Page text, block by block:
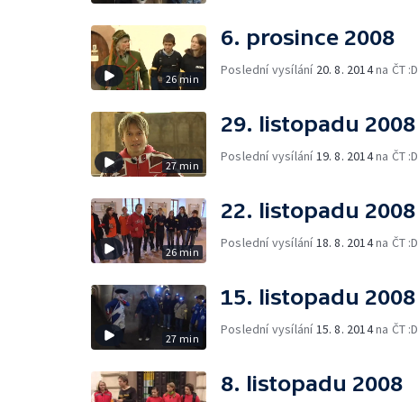
26 min
6. prosince 2008
Poslední vysílání 20. 8. 2014na ČT :D
27 min
29. listopadu 2008
Poslední vysílání 19. 8. 2014na ČT :D
26 min
22. listopadu 2008
Poslední vysílání 18. 8. 2014na ČT :D
27 min
15. listopadu 2008
Poslední vysílání 15. 8. 2014na ČT :D
8. listopadu 2008